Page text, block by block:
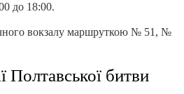
до 18:00.
вокзалу маршруткою № 51, №
Полтавської битви